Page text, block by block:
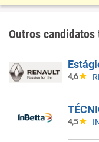
Outros
4,6
4,5